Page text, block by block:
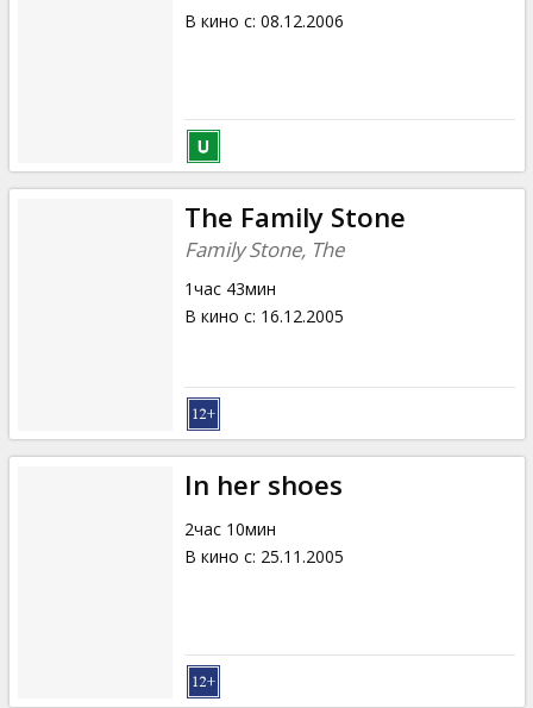
В кино с: 08.12.2006
The Family Stone
Family Stone, The
1час 43мин
В кино с: 16.12.2005
In her shoes
2час 10мин
В кино с: 25.11.2005